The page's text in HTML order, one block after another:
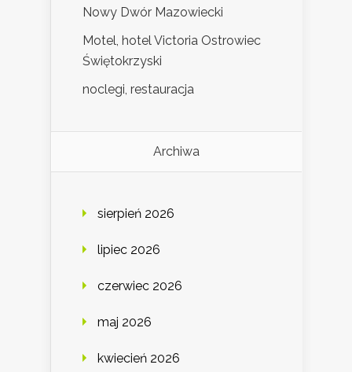
Nowy Dwór Mazowiecki
Motel, hotel Victoria Ostrowiec
Świętokrzyski
noclegi, restauracja
Archiwa
sierpień 2026
lipiec 2026
czerwiec 2026
maj 2026
kwiecień 2026